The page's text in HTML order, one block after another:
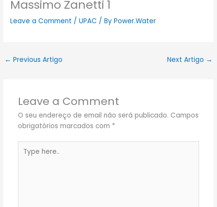
Massimo Zanetti 1
Leave a Comment /UPAC / ByPower.Water
← Previous Artigo Next Artigo →
Leave a Comment
O seu endereço de email não será publicado. Campos
obrigatórios marcados com *
here..